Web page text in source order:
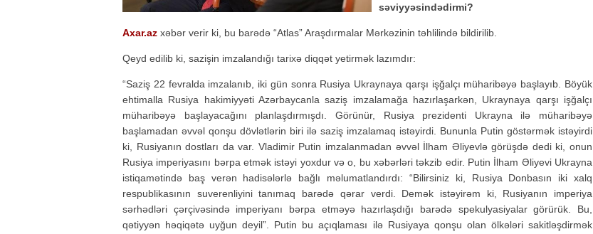
səviyyəsindədirmi?
Axar.az xəbər verir ki, bu barədə “Atlas” Araşdırmalar Mərkəzinin təhlilində bildirilib.
Qeyd edilib ki, sazişin imzalandığı tarixə diqqət yetirmək lazımdır:
“Saziş 22 fevralda imzalanıb, iki gün sonra Rusiya Ukraynaya qarşı işğalçı müharibəyə başlayıb. Böyük
ehtimalla Rusiya hakimiyyəti Azərbaycanla saziş imzalamağa hazırlaşarkən, Ukraynaya qarşı işğalçı
müharibəyə başlayacağını planlaşdırmışdı. Görünür, Rusiya prezidenti Ukrayna ilə müharibəyə
başlamadan əvvəl qonşu dövlətlərin biri ilə saziş imzalamaq istəyirdi. Bununla Putin göstərmək istəyirdi
ki, Rusiyanın dostları da var. Vladimir Putin imzalanmadan əvvəl İlham Əliyevlə görüşdə dedi ki, onun
Rusiya imperiyasını bərpa etmək istəyi yoxdur və o, bu xəbərləri təkzib edir. Putin İlham Əliyevi Ukrayna
istiqamətində baş verən hadisələrlə bağlı məlumatlandırdı: “Bilirsiniz ki, Rusiya Donbasın iki xalq
respublikasının suverenliyini tanımaq barədə qərar verdi. Demək istəyirəm ki, Rusiyanın imperiya
sərhədləri çərçivəsində imperiyanı bərpa etməyə hazırlaşdığı barədə spekulyasiyalar görürük. Bu,
qətiyyən həqiqətə uyğun deyil”. Putin bu açıqlaması ilə Rusiyaya qonşu olan ölkələri sakitləşdirmək
Tanınmış aşığın nəvəsi faciəvi şəkildə öldü